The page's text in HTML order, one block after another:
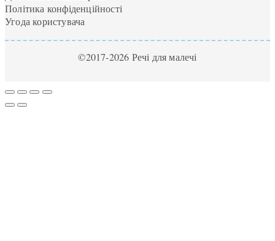
Політика конфіденційності
Угода користувача
©2017-2026 Речі для малечі